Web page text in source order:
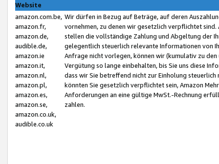
Website
amazon.com.be,
amazon.fr,
amazon.de,
audible.de,
amazon.ie
amazon.it,
amazon.nl,
amazon.pl,
amazon.es,
amazon.se,
amazon.co.uk,
audible.co.uk
Wir dürfen in Bezug auf Beträge, auf deren
vornehmen, zu denen wir gesetzlich verpflichtet
stellen die vollständige Zahlung und Abgeltung der
gelegentlich steuerlich relevante Informationen von
Anfrage nicht vorlegen, können wir (kumulativ zu
Vergütung so lange einbehalten, bis Sie uns diese
dass wir Sie betreffend nicht zur Einholung
könnten Sie gesetzlich verpflichtet sein, Amazon
Anforderungen an eine gültige MwSt.-Rechnung
zahlen.